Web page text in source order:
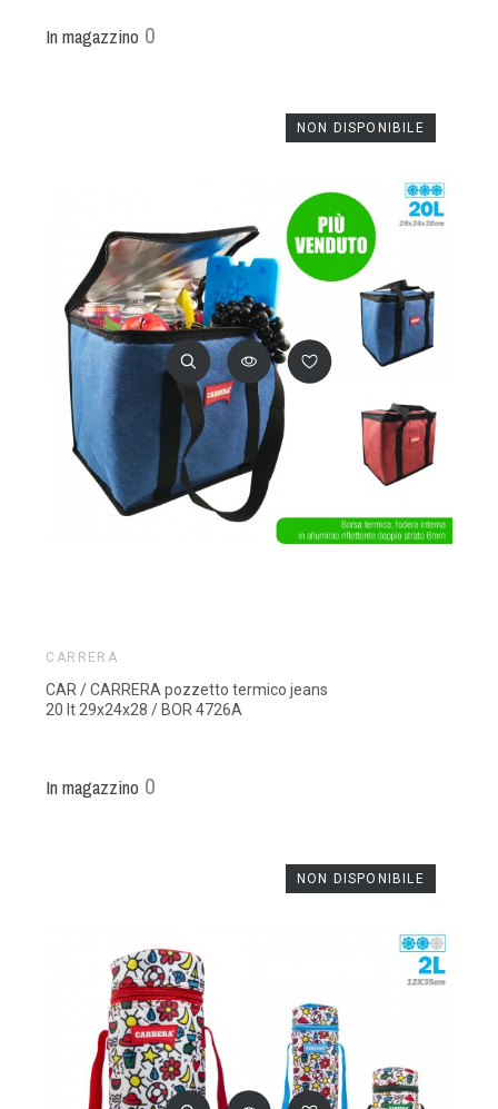
In magazzino 0
CARRERA
CAR / CARRERA pozzetto termico jeans
20 lt 29x24x28 / BOR 4726A
In magazzino 0
NON DISPONIBILE
NON DISPONIBILE